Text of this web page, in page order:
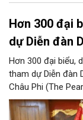
Hơn 300 đại
dự Diễn đàn
Hơn 300 đại biểu,
tham dự Diễn đàn
Châu Phi (The
Vietnam
đối với cộng đồng